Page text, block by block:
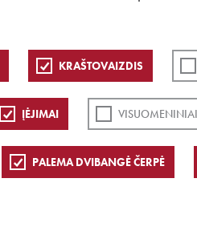
KRAŠTOVAIZDIS
ĮĖJIMAI VISUOMENINIAI
PALEMA DVIBANGĖ ČERPĖ